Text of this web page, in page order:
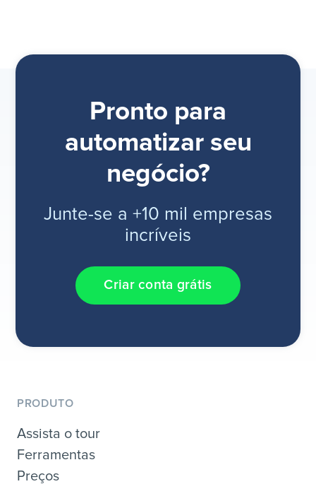
Pronto para
automatizar seu
negócio?
Junte-se a +10 mil empresas
incríveis
Criar conta grátis
PRODUTO
Assista o tour
Ferramentas
Preços